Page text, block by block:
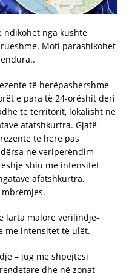
ndikohet nga kushte
Moti parashikohet
të herëpashershme
e para të 24-orëshit deri
të territorit, lokalisht në
afatshkurtra. Gjatë
të herë pas
në veriperëndim-
shiu me intensitet
afatshkurtra,
larta malore verilindje-
me intensitet të ulët.
– jug me shpejtësi
dhe në zonat